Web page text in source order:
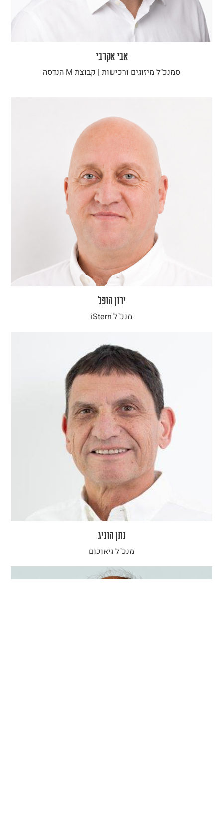
אבי אקרבי
סמנכ״ל מיזוגים ורכישות | קבוצת M הנדסה
ירון הופל
מנכ"ל iStern
נתן הוניג
מנכ"ל גיאוכום